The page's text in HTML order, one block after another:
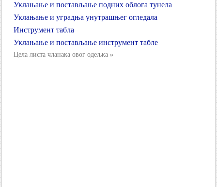
Уклањање и постављање подних облога тунела
Уклањање и уградња унутрашњег огледала
Инструмент табла
Уклањање и постављање инструмент табле
Цела листа чланака овог одељка »